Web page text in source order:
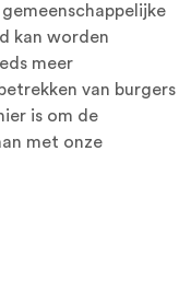
kan worden
meer
van burgers
is om de
met onze